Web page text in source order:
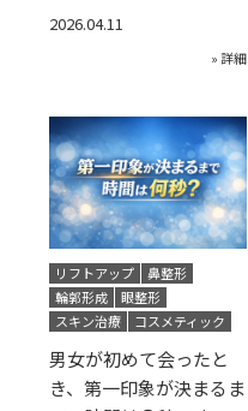
2026.04.11
» 詳細
リフトアップ
鼻整形
輪郭形成
眼整形
スキン治療
コスメティック
男女が初めて会ったと
き、第一印象が決まるま